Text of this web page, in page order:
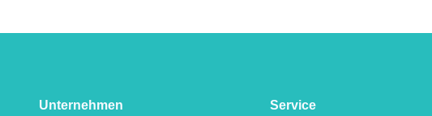
Unternehmen Service